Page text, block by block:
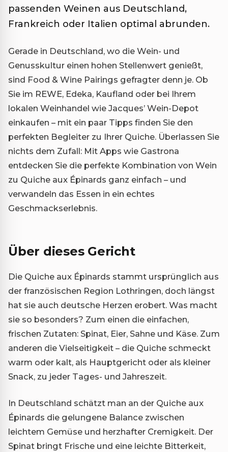
passenden Weinen aus Deutschland,
Frankreich oder Italien optimal abrunden.
Gerade in Deutschland, wo die Wein- und
Genusskultur einen hohen Stellenwert genießt,
sind Food & Wine Pairings gefragter denn je. Ob
Sie im REWE, Edeka, Kaufland oder bei Ihrem
lokalen Weinhandel wie Jacques’ Wein-Depot
einkaufen – mit ein paar Tipps finden Sie den
perfekten Begleiter zu Ihrer Quiche. Überlassen Sie
nichts dem Zufall: Mit Apps wie Gastrona
entdecken Sie die perfekte Kombination von Wein
zu Quiche aux Épinards ganz einfach – und
verwandeln das Essen in ein echtes
Geschmackserlebnis.
Über dieses Gericht
Die Quiche aux Épinards stammt ursprünglich aus
der französischen Region Lothringen, doch längst
hat sie auch deutsche Herzen erobert. Was macht
sie so besonders? Zum einen die einfachen,
frischen Zutaten: Spinat, Eier, Sahne und Käse. Zum
anderen die Vielseitigkeit – die Quiche schmeckt
warm oder kalt, als Hauptgericht oder als kleiner
Snack, zu jeder Tages- und Jahreszeit.
In Deutschland schätzt man an der Quiche aux
Épinards die gelungene Balance zwischen
leichtem Gemüse und herzhafter Cremigkeit. Der
Spinat bringt Frische und eine leichte Bitterkeit,